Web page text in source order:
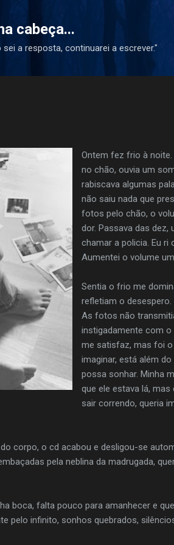
cabeça...
a resposta, continuarei a escrever."
Ontem fez frio à
no chão, ouvia um
rabiscava algumas
não saiu nada que
fotos pelo chão, o
dor. Passava das dez,
chamar a policia. Eu ri
Aumentei o volume
Sentia o frio me
refletiam o
As fotos não
instigadamente com
me satisfaz, mas foi o
imaginar, está além
possa sonhar. Minha
que ele estava lá,
sair correndo, queria
corpo, o cd acabou e desligou-se
pela neblina da madrugada,
boca, falta pouco para amanhecer e
pelo infinito, sonhos quebrados,